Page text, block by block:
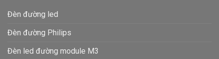
Đèn đường led
Đèn đường Philips
Đèn led đường module M3